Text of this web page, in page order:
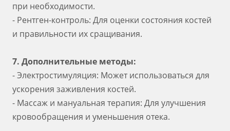
при необходимости.
- Рентген-контроль: Для оценки состояния костей
и правильности их сращивания.
7. Дополнительные методы:
- Электростимуляция: Может использоваться для
ускорения заживления костей.
- Массаж и мануальная терапия: Для улучшения
кровообращения и уменьшения отека.